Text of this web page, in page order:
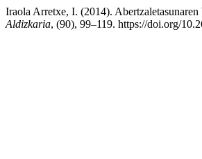
Iraola Arretxe, I. (2014).
Aldizkaria, (90), 99–119. https://doi.org/